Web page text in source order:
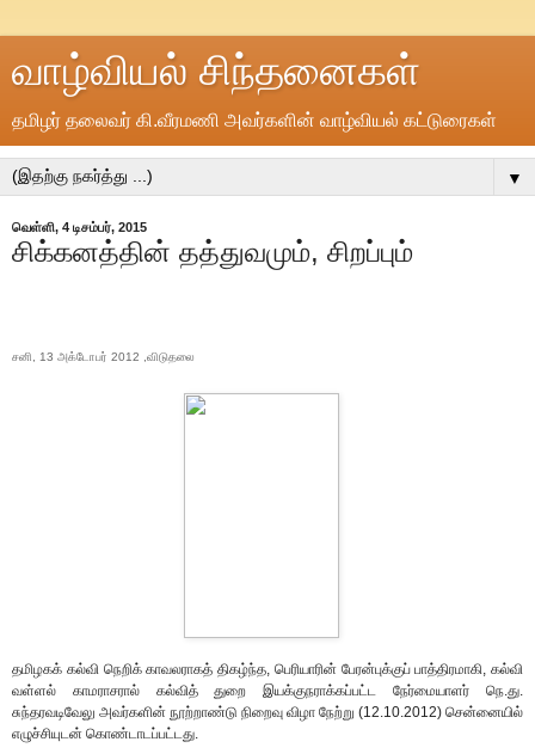
வாழ்வியல் சிந்தனைகள்
தமிழர் தலைவர் கி.வீரமணி அவர்களின் வாழ்வியல் கட்டுரைகள்
▼
வெள்ளி, 4 டிசம்பர், 2015
சிக்கனத்தின் தத்துவமும், சிறப்பும்
சனி, 13 அக்டோபர் 2012 ,விடுதலை
தமிழகக் கல்வி நெறிக் காவலராகத் திகழ்ந்த, பெரியாரின் பேரன்புக்குப் பாத்திரமாகி, கல்வி
வள்ளல் காமராசரால் கல்வித் துறை இயக்குநராக்கப்பட்ட நேர்மையாளர் நெ.து.
சுந்தரவடிவேலு அவர்களின் நூற்றாண்டு நிறைவு விழா நேற்று (12.10.2012) சென்னையில்
எழுச்சியுடன் கொண்டாடப்பட்டது.